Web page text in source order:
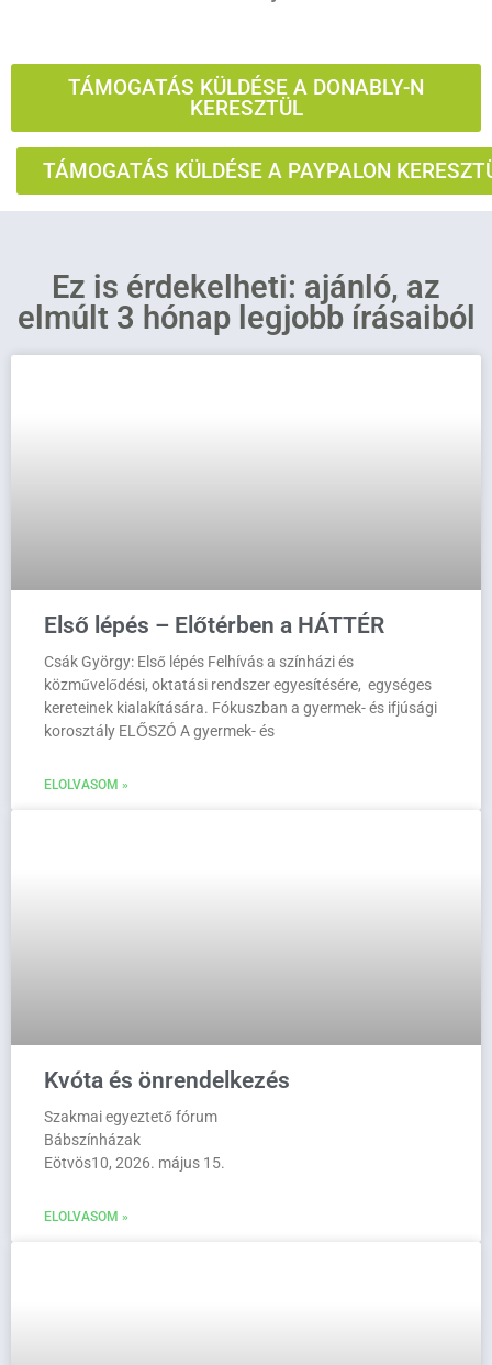
TÁMOGATÁS KÜLDÉSE A DONABLY-N
KERESZTÜL
TÁMOGATÁS KÜLDÉSE A PAYPALON
Ez is érdekelheti: ajánló, az
elmúlt 3 hónap legjobb írásaiból
Első lépés – Előtérben a HÁTTÉR
Csák György: Első lépés Felhívás a színházi és
közművelődési, oktatási rendszer egyesítésére, egységes
kereteinek kialakítására. Fókuszban a gyermek- és ifjúsági
korosztály ELŐSZÓ A gyermek- és
ELOLVASOM »
Kvóta és önrendelkezés
Szakmai egyeztető fórum
Bábszínházak
Eötvös10, 2026. május 15.
ELOLVASOM »